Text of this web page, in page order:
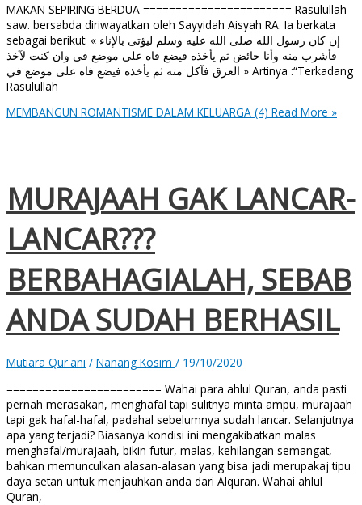
MAKAN SEPIRING BERDUA ======================= Rasulullah
saw. bersabda diriwayatkan oleh Sayyidah Aisyah RA. Ia berkata
sebagai berikut: « إن كان رسول الله صلى الله عليه وسلم ليؤتى بالإناء
فأشرب منه وأنا حائض ثم يأخذه فيضع فاه على موضع في وان كنت لآخذ
العرق فآكل منه ثم يأخذه فيضع فاه على موضع في » Artinya :“Terkadang
Rasulullah
MEMBANGUN ROMANTISME DALAM KELUARGA (4) Read More »
MURAJAAH GAK LANCAR-
LANCAR???
BERBAHAGIALAH, SEBAB
ANDA SUDAH BERHASIL
Mutiara Qur'ani / Nanang Kosim / 19/10/2020
======================== Wahai para ahlul Quran, anda pasti
pernah merasakan, menghafal tapi sulitnya minta ampu, murajaah
tapi gak hafal-hafal, padahal sebelumnya sudah lancar. Selanjutnya
apa yang terjadi? Biasanya kondisi ini mengakibatkan malas
menghafal/murajaah, bikin futur, malas, kehilangan semangat,
bahkan memunculkan alasan-alasan yang bisa jadi merupakaj tipu
daya setan untuk menjauhkan anda dari Alquran. Wahai ahlul
Quran,